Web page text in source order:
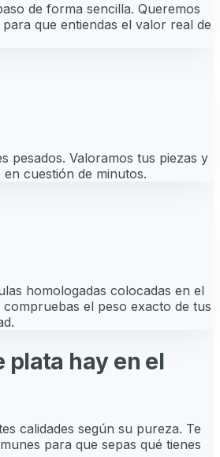
de forma sencilla. Queremos
que entiendas el valor real de
pesados. Valoramos tus piezas y
cuestión de minutos.
homologadas colocadas en el
el peso exacto de tus
plata hay en el
calidades según su pureza. Te
para que sepas qué tienes